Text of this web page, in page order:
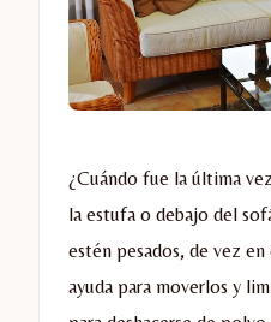
¿Cuándo fue la última
la estufa o debajo del
estén pesados, de vez
ayuda para moverlos y